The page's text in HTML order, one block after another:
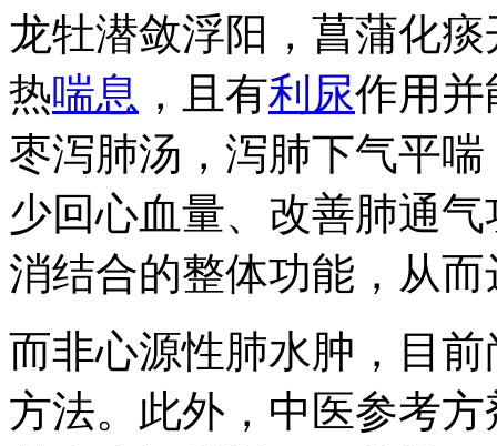
龙牡潜敛浮阳，菖蒲化
热喘息 ，且有利尿作用并
枣泻肺汤，泻肺下气平
少回心血量、改善肺通
消结合的整体功能，从
而非心源性肺水肿，目
方法。此外，中医参考